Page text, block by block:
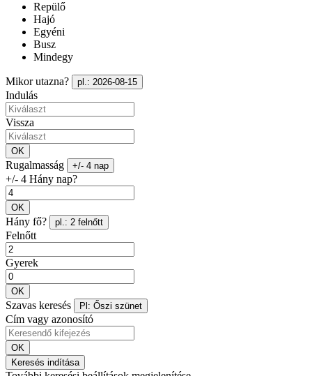
Repülő
Hajó
Egyéni
Busz
Mindegy
Mikor utazna? pl.: 2026-08-15
Indulás
Vissza
OK
Rugalmasság +/- 4 nap
+/- 4 Hány nap?
OK
Hány fő? pl.: 2 felnőtt
Felnőtt
Gyerek
OK
Szavas keresés Pl: Őszi szünet
Cím vagy azonosító
OK
Keresés indítása